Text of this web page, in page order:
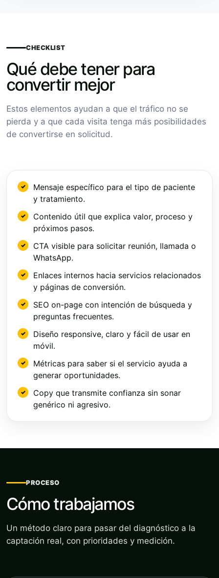
CHECKLIST
Qué debe tener para
convertir mejor
Estos elementos ayudan a que el tráfico no se
pierda y a que cada visita tenga más posibilidades
de convertirse en solicitud.
Mensaje específico para el tipo de paciente
y tratamiento.
Contenido útil que explica valor, proceso y
próximos pasos.
CTA visible para solicitar reunión, llamada o
WhatsApp.
Enlaces internos hacia servicios relacionados
y páginas de conversión.
SEO on-page con intención de búsqueda y
preguntas frecuentes.
Diseño responsive, claro y fácil de usar en
móvil.
Métricas para saber si el servicio ayuda a
generar oportunidades.
Copy que transmite confianza sin sonar
genérico ni agresivo.
PROCESO
Cómo trabajamos
Un método claro para pasar del diagnóstico a la
captación real, con prioridades y medición.